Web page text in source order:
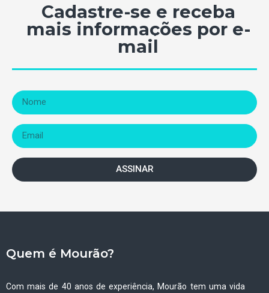
Cadastre-se e receba
mais informações por e-
mail
ASSINAR
Quem é Mourão?
Com mais de 40 anos de experiência, Mourão tem uma vida